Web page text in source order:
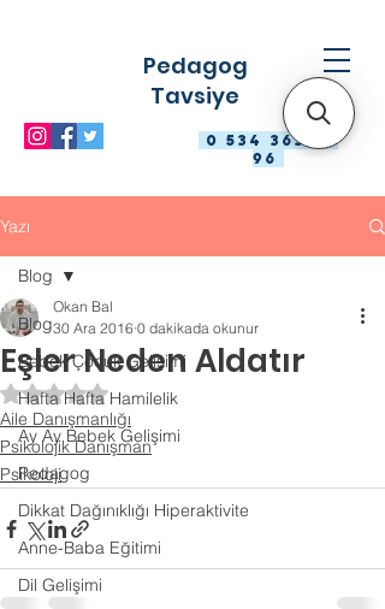
0 534 363 98
96
Pedagog
Tavsiye
Yazı
Blog
Bebek Çocuk Gelişimi
Hafta Hafta Hamilelik
Ay Ay Bebek Gelişimi
Pedagog
Dikkat Dağınıklığı Hiperaktivite
Anne-Baba Eğitimi
Dil Gelişimi
Blog
Eşler Neden Aldatır
Okan Bal
30 Ara 2016 0 dakikada okunur
5 üzerinden NaN yıldız
Aile Danışmanlığı
Psikolojik Danışman
Psikoloji